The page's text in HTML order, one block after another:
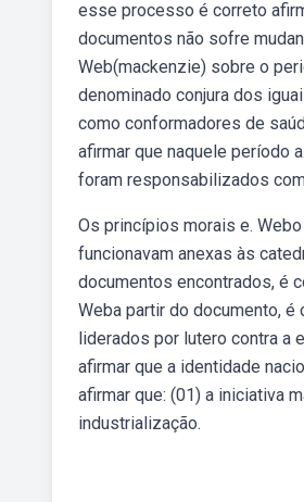
esse processo é correto
documentos não sofre
Web(mackenzie) sobre o
denominado conjura dos
como conformadores de
afirmar que naquele período
foram responsabilizados
Os princípios morais e.
funcionavam anexas às
documentos encontrados, é
Weba partir do documento,
liderados por lutero contra a
afirmar que a identidade
afirmar que: (01) a iniciativa
industrialização.